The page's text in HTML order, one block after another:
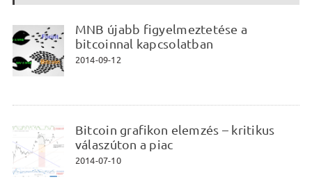
MNB újabb figyelmeztetése a
bitcoinnal kapcsolatban
2014-09-12
Bitcoin grafikon elemzés – kritikus
válaszúton a piac
2014-07-10